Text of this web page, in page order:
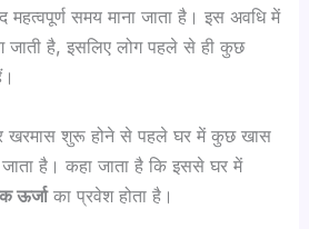
महत्वपूर्ण समय माना जाता है। इस अवधि में
जाती है, इसलिए लोग पहले से ही कुछ
खरमास शुरू होने से पहले घर में कुछ खास
है। कहा जाता है कि इससे घर में
ऊर्जाका प्रवेश होता है।